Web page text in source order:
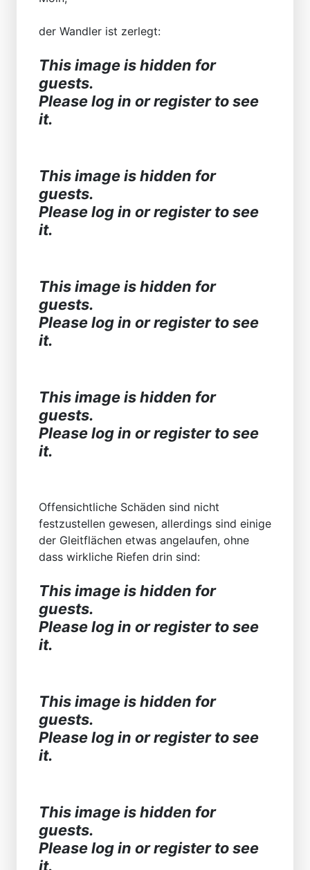
der Wandler ist zerlegt:
This image is hidden for
guests.
Please log in or register to see
it.
This image is hidden for
guests.
Please log in or register to see
it.
This image is hidden for
guests.
Please log in or register to see
it.
This image is hidden for
guests.
Please log in or register to see
it.
Offensichtliche Schäden sind nicht
festzustellen gewesen, allerdings sind einige
der Gleitflächen etwas angelaufen, ohne
dass wirkliche Riefen drin sind:
This image is hidden for
guests.
Please log in or register to see
it.
This image is hidden for
guests.
Please log in or register to see
it.
This image is hidden for
guests.
Please log in or register to see
it.